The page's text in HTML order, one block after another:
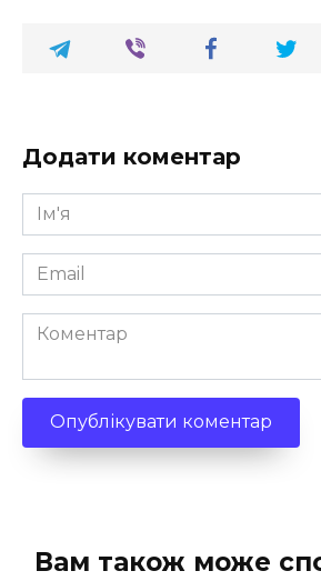
Додати коментар
Ім'я
*
Email
*
Коментар
Вам також може